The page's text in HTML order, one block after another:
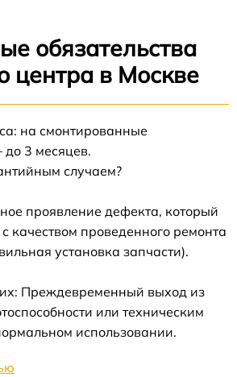
обязательства
центра в Москве
на смонтированные
3 месяцев.
случаем?
проявление дефекта, который
качеством проведенного ремонта
установка запчасти).
Преждевременный выход из
или техническим
использовании.